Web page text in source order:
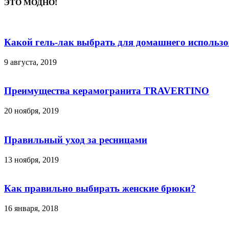
ЭТО МОДНО!
Какой гель-лак выбрать для домашнего
9 августа, 2019
Преимущества керамогранита TRAVERTINO
20 ноября, 2019
Правильный уход за ресницами
13 ноября, 2019
Как правильно выбирать женские брюки?
16 января, 2018